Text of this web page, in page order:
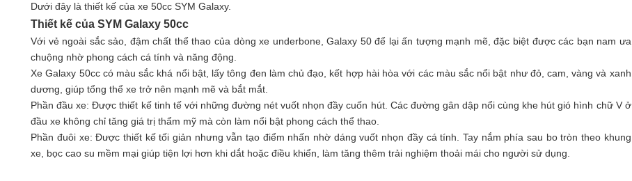
Dưới đây là thiết kế của xe 50cc SYM Galaxy.
Thiết kế của SYM Galaxy 50cc
Với vẻ ngoài sắc sảo, đậm chất thể thao của dòng xe underbone, Galaxy 50 để lại ấn tượng mạnh mẽ, đặc biệt được các bạn nam ưa
chuộng nhờ phong cách cá tính và năng động.
Xe Galaxy 50cc có màu sắc khá nổi bật, lấy tông đen làm chủ đạo, kết hợp hài hòa với các màu sắc nổi bật như đỏ, cam, vàng và xanh
dương, giúp tổng thể xe trở nên mạnh mẽ và bắt mắt.
Phần đầu xe: Được thiết kế tinh tế với những đường nét vuốt nhọn đầy cuốn hút. Các đường gân dập nổi cùng khe hút gió hình chữ V ở
đầu xe không chỉ tăng giá trị thẩm mỹ mà còn làm nổi bật phong cách thể thao.
Phần đuôi xe: Được thiết kế tối giản nhưng vẫn tạo điểm nhấn nhờ dáng vuốt nhọn đầy cá tính. Tay nắm phía sau bo tròn theo khung
xe, bọc cao su mềm mại giúp tiện lợi hơn khi dắt hoặc điều khiển, làm tăng thêm trải nghiệm thoải mái cho người sử dụng.